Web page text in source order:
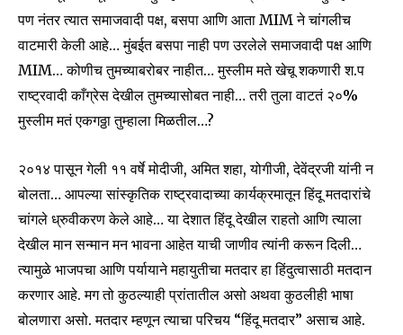
To subscribe, simply enter your email address on our website
or click the subscribe button below. Don't worry, we respect
your privacy and won't spam your inbox. Your information is
safe with us.
I've read and accept the Privacy Policy
6,300 32,111
पण नंतर त्यात समाजवादी पक्ष, बसपा आणि आता MIM ने चांगलीच
वाटमारी केली आहे… मुंबईत बसपा नाही पण उरलेले समाजवादी पक्ष आणि
MIM… कोणीच तुमच्याबरोबर नाहीत… मुस्लीम मते खेचू शकणारी श.प
राष्ट्रवादी काँग्रेस देखील तुमच्यासोबत नाही… तरी तुला वाटतं २०%
मुस्लीम मतं एकगठ्ठा तुम्हाला मिळतील…?
२०१४ पासून गेली ११ वर्षे मोदीजी, अमित शहा, योगीजी, देवेंद्रजी यांनी न
बोलता… आपल्या सांस्कृतिक राष्ट्रवादाच्या कार्यक्रमातून हिंदू मतदारांचे
चांगले ध्रुवीकरण केले आहे… या देशात हिंदू देखील राहतो आणि त्याला
देखील मान सन्मान मन भावना आहेत याची जाणीव त्यांनी करून दिली…
त्यामुळे भाजपचा आणि पर्यायाने महायुतीचा मतदार हा हिंदुत्वासाठी मतदान
करणार आहे. मग तो कुठल्याही प्रांतातील असो अथवा कुठलीही भाषा
बोलणारा असो. मतदार म्हणून त्याचा परिचय “हिंदू मतदार” असाच आहे.